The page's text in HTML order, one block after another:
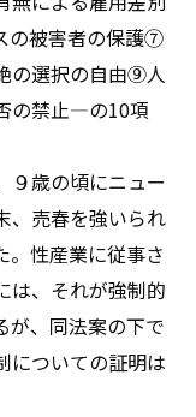
の被害者の保護⑦
の選択の自由⑨人
の禁止—の10項
９歳の頃にニュー
、売春を強いられ
。性産業に従事さ
は、それが強制的
が、同法案の下で
についての証明は